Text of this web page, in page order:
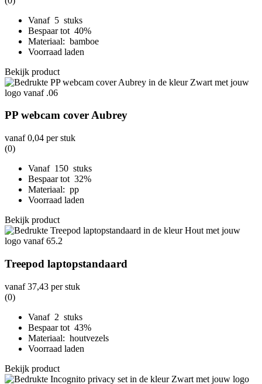
Vanaf 5 stuks
Bespaar tot 40%
Materiaal: bamboe
Voorraad laden
Bekijk product
PP webcam cover Aubrey
vanaf0,04 per stuk
(0)
Vanaf 150 stuks
Bespaar tot 32%
Materiaal: pp
Voorraad laden
Bekijk product
Treepod laptopstandaard
vanaf37,43 per stuk
(0)
Vanaf 2 stuks
Bespaar tot 43%
Materiaal: houtvezels
Voorraad laden
Bekijk product